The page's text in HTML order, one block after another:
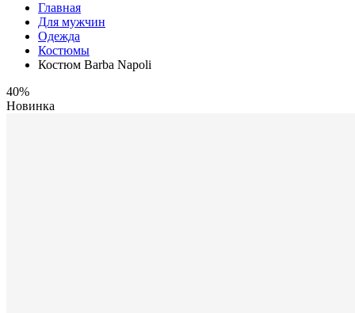
Главная
Для мужчин
Одежда
Костюмы
Костюм Barba Napoli
40%
Новинка